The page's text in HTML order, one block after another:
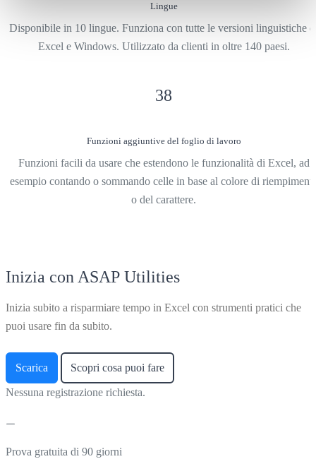
Lingue
Disponibile in 10 lingue. Funziona con tutte le versioni linguistiche
Excel e Windows. Utilizzato da clienti in oltre 140 paesi.
38
Funzioni aggiuntive del foglio di lavoro
Funzioni facili da usare che estendono le funzionalità di Excel, ad
esempio contando o sommando celle in base al colore di
o del carattere.
Inizia con ASAP Utilities
Inizia subito a risparmiare tempo in Excel con strumenti pratici che
puoi usare fin da subito.
Scarica Scopri cosa puoi fare
Nessuna registrazione richiesta.
Prova gratuita di 90 giorni